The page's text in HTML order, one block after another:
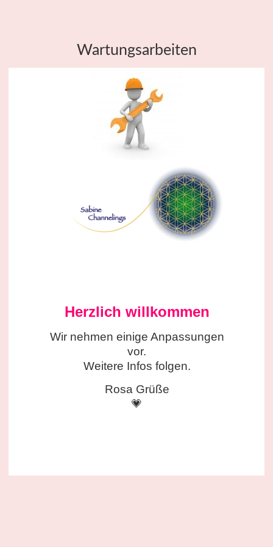
Wartungsarbeiten
Herzlich willkommen
Wir nehmen einige Anpassungen
vor.
Weitere Infos folgen.
Rosa Grüße
💗